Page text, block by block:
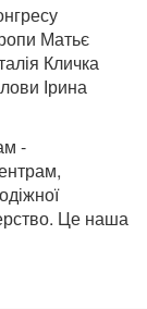
Матьє
Кличка
Ірина
-
Це наша